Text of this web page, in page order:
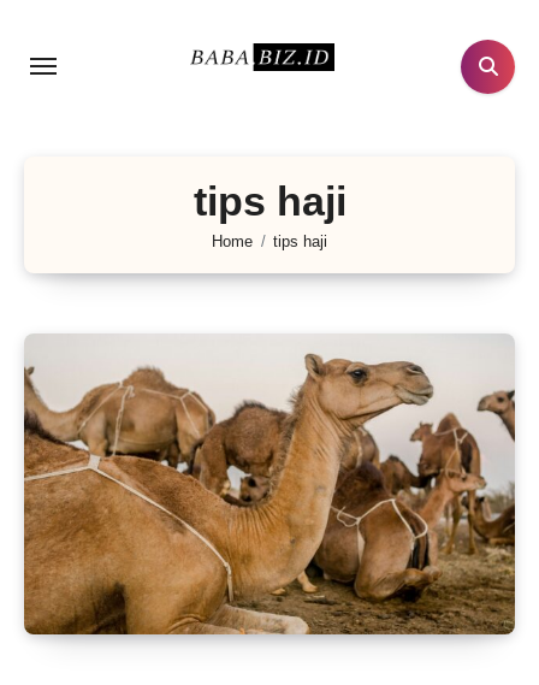
tips haji
Home tips haji